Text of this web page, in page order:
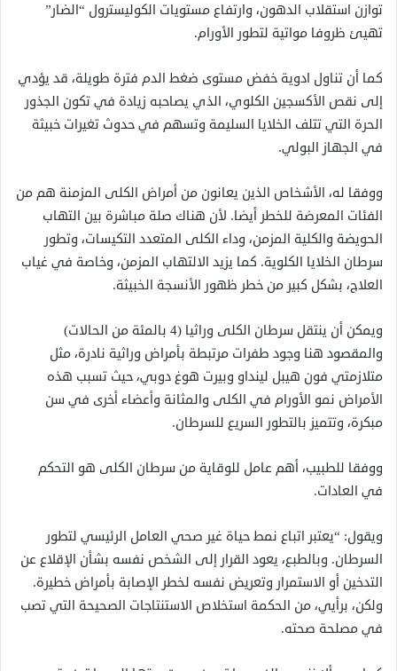
توازن استقلاب الدهون، وارتفاع مستويات الكوليسترول “الضار”
تهيئ ظروفا مواتية لتطور الأورام.
كما أن تناول ادوية خفض مستوى ضغط الدم فترة طويلة، قد يؤدي
إلى نقص الأكسجين الكلوي، الذي يصاحبه زيادة في تكون الجذور
الحرة التي تتلف الخلايا السليمة وتسهم في حدوث تغيرات خبيثة
في الجهاز البولي.
ووفقا له، الأشخاص الذين يعانون من أمراض الكلى المزمنة هم من
الفئات المعرضة للخطر أيضا. لأن هناك صلة مباشرة بين التهاب
الحويضة والكلية المزمن، وداء الكلى المتعدد التكيسات، وتطور
سرطان الخلايا الكلوية. كما يزيد الالتهاب المزمن، وخاصة في غياب
العلاج، بشكل كبير من خطر ظهور الأنسجة الخبيثة.
ويمكن أن ينتقل سرطان الكلى وراثيا (4 بالمئة من الحالات)
والمقصود هنا وجود طفرات مرتبطة بأمراض وراثية نادرة، مثل
متلازمتي فون هيبل لينداو وبيرت هوغ دوبي، حيث تسبب هذه
الأمراض نمو الأورام في الكلى والمثانة وأعضاء أخرى في سن
مبكرة، وتتميز بالتطور السريع للسرطان.
ووفقا للطبيب، أهم عامل للوقاية من سرطان الكلى هو التحكم
في العادات.
ويقول: “يعتبر اتباع نمط حياة غير صحي العامل الرئيسي لتطور
السرطان. وبالطبع، يعود القرار إلى الشخص نفسه بشأن الإقلاع عن
التدخين أو الاستمرار وتعريض نفسه لخطر الإصابة بأمراض خطيرة.
ولكن، برأيي، من الحكمة استخلاص الاستنتاجات الصحيحة التي تصب
في مصلحة صحته.